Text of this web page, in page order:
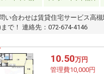
い合わせは賃貸住宅サービス高
まで！ 連絡先：072-674-4146
10.50万円
管理費10,000円